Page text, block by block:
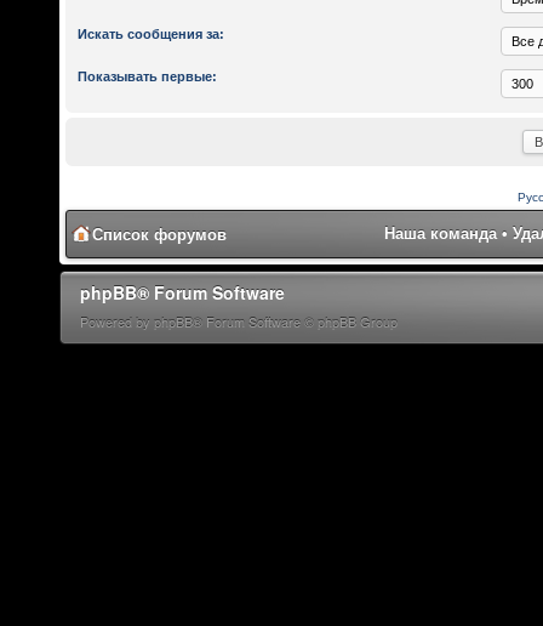
Искать сообщения за:
Показывать первые:
Список форумов Наша команда •
phpBB® Forum Software
Powered by phpBB® Forum Software © phpBB Group